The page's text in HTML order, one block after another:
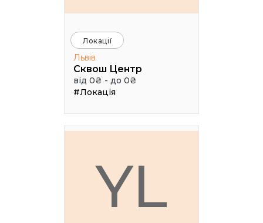
Локації
Львів
Сквош Центр
від 0₴ - до 0₴
#Локація
YL